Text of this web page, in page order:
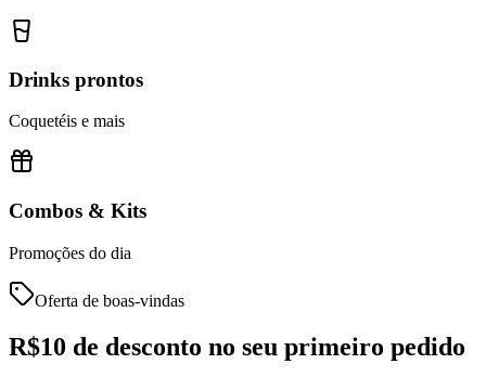
Drinks prontos
Coquetéis e mais
Combos & Kits
Promoções do dia
Oferta de boas-vindas
R$10 de desconto no seu primeiro pedido